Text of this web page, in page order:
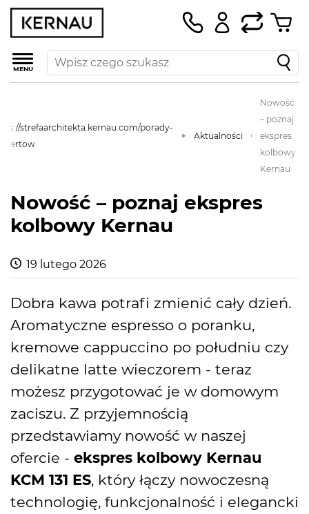
MENU
strefaarchitekta.kernau.com/porady-
Aktualności
Nowość
– poznaj
ekspres
kolbowy
Kernau
Nowość – poznaj ekspres
kolbowy Kernau
19 lutego 2026
Dobra kawa potrafi zmienić cały dzień.
Aromatyczne espresso o poranku,
kremowe cappuccino po południu czy
delikatne latte wieczorem - teraz
możesz przygotować je w domowym
zaciszu. Z przyjemnością
przedstawiamy nowość w naszej
ofercie - ekspres kolbowy Kernau
KCM 131 ES, który łączy nowoczesną
technologię, funkcjonalność i elegancki